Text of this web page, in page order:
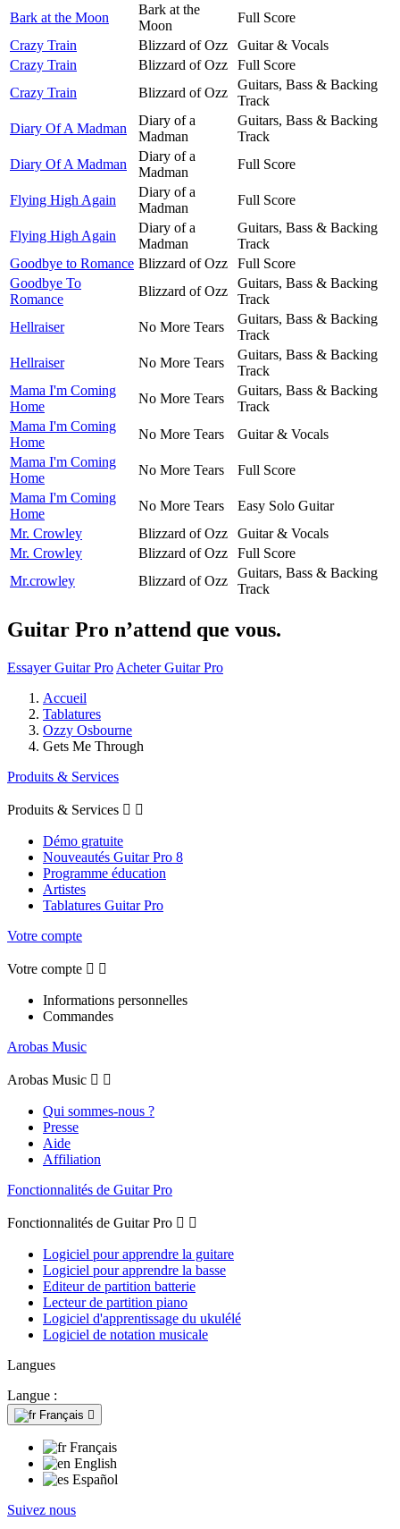
Bark at the Moon
Bark at the
Moon
Full Score
Crazy Train
Blizzard of Ozz
Guitar & Vocals
Crazy Train
Blizzard of Ozz
Full Score
Crazy Train
Blizzard of Ozz
Guitars, Bass & Backing
Track
Diary Of A Madman
Diary of a
Madman
Guitars, Bass & Backing
Track
Diary Of A Madman
Diary of a
Madman
Full Score
Flying High Again
Diary of a
Madman
Full Score
Flying High Again
Diary of a
Madman
Guitars, Bass & Backing
Track
Goodbye to Romance Blizzard of Ozz
Full Score
Goodbye To
Romance
Blizzard of Ozz
Guitars, Bass & Backing
Track
Hellraiser
No More Tears
Guitars, Bass & Backing
Track
Hellraiser
No More Tears
Guitars, Bass & Backing
Track
Mama I'm Coming
Home
No More Tears
Guitars, Bass & Backing
Track
Mama I'm Coming
Home
No More Tears
Guitar & Vocals
Mama I'm Coming
Home
No More Tears
Full Score
Mama I'm Coming
Home
No More Tears
Easy Solo Guitar
Mr. Crowley
Blizzard of Ozz
Guitar & Vocals
Mr. Crowley
Blizzard of Ozz
Full Score
Mr.crowley
Blizzard of Ozz
Guitars, Bass & Backing
Track
Guitar Pro n’attend que vous.
Essayer Guitar Pro Acheter Guitar Pro
Accueil
Tablatures
Ozzy Osbourne
Gets Me Through
Produits & Services
Produits & Services  
Démo gratuite
Nouveautés Guitar Pro 8
Programme éducation
Artistes
Tablatures Guitar Pro
Votre compte
Votre compte  
Informations personnelles
Commandes
Arobas Music
Arobas Music  
Qui sommes-nous ?
Presse
Aide
Affiliation
Fonctionnalités de Guitar Pro
Fonctionnalités de Guitar Pro  
Logiciel pour apprendre la guitare
Logiciel pour apprendre la basse
Editeur de partition batterie
Lecteur de partition piano
Logiciel d'apprentissage du ukulélé
Logiciel de notation musicale
Langues
Langue :
Français 
Français
English
Español
Suivez nous